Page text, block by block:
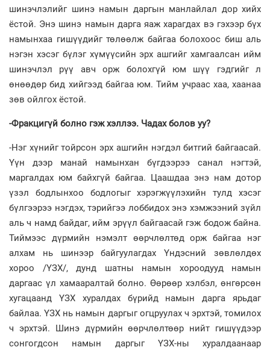
шинэчлэлийг шинэ намын даргын манлайлал дор хийх
ёстой. Энэ шинэ намын дарга яаж харагдах вэ гэхээр бүх
намынхаа гишүүдийг төлөөлж байгаа болохоос биш аль
нэгэн хэсэг бүлэг хүмүүсийн эрх ашгийг хамгаалсан ийм
шинэчлэл рүү авч орж болохгүй юм шүү гэдгийг л
өнөөдөр бид хийгээд байгаа юм. Тийм учраас хаа, хаанаа
зөв ойлгох ёстой.
-Фракцигүй болно гэж хэллээ. Чадах болов уу?
-Нэг хүнийг тойрсон эрх ашгийн нэгдэл битгий байгаасай.
Үүн дээр манай намынхан бүгдээрээ санал нэгтэй,
маргалдах юм байхгүй байгаа. Цаашдаа энэ нам дотор
үзэл бодлынхоо бодлогыг хэрэгжүүлэхийн тулд хэсэг
бүлгээрээ нэгдэх, тэрийгээ лоббидох энэ хэмжээний зүйл
аль ч намд байдаг, ийм эрүүл байгаасай гэж бодож байна.
Тиймээс дүрмийн нэмэлт өөрчлөлтөд орж байгаа нэг
алхам нь шинээр байгуулагдах Үндэсний зөвлөлдөх
хороо /ҮЗХ/, дунд шатны намын хороодууд намын
даргаас үл хамааралтай болно. Өөрөөр хэлбэл, өнгөрсөн
хугацаанд ҮЗХ хуралдах бүрийд намын дарга ярьдаг
байлаа. ҮЗХ нь намын даргыг огцруулах ч эрхтэй, томилох
ч эрхтэй. Шинэ дүрмийн өөрчлөлтөөр нийт гишүүдээр
сонгогдсон намын даргыг ҮЗХ-ны хуралдаанаар